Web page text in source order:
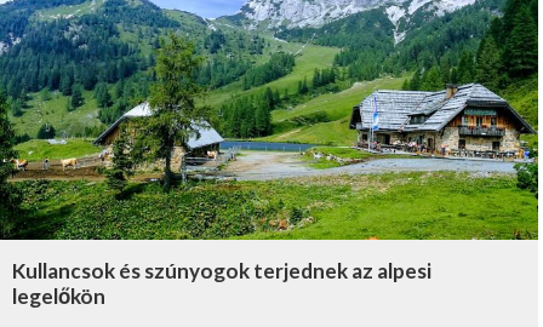
Kullancsok és szúnyogok terjednek az alpesi
legelőkön